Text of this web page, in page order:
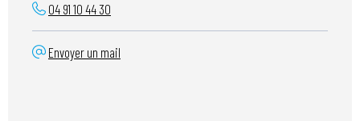
04 91 10 44 30
Envoyer un mail